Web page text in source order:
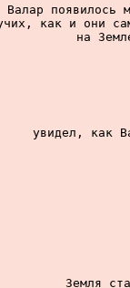
Валар появилось
как и они
на
увидел, как
Земля